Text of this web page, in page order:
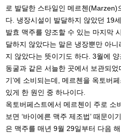
로 발달한 스타일인 메르첸(Marzen)
다. 냉장시설이 발달하지 않았던 19
발효 맥주를 양조할 수 있는 마지막
달하지 않았다는 말은 냉장뿐만 아
지 않았다는 뜻이기도 하다. 3월에
동굴과 같은 서늘한 곳에서 보관되
기’에 소비되는데, 메르첸을 옥토버
있게 한 원인 중 하나이다.
옥토버페스트에서 메르첸이 주로 소
보면 ‘바이에른 맥주 제조법’ 때문이
은 맥주를 매년 9월 29일부터 다음